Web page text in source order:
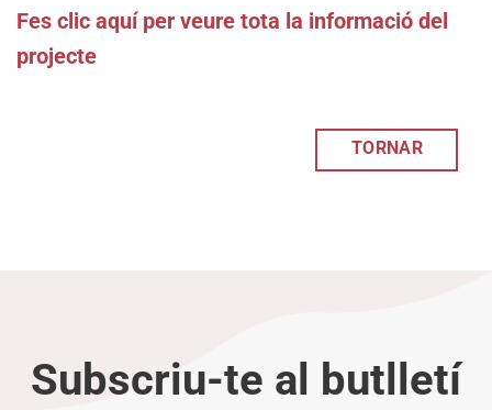
Fes clic aquí per veure tota la informació del
projecte
TORNAR
Subscriu-te al butlletí